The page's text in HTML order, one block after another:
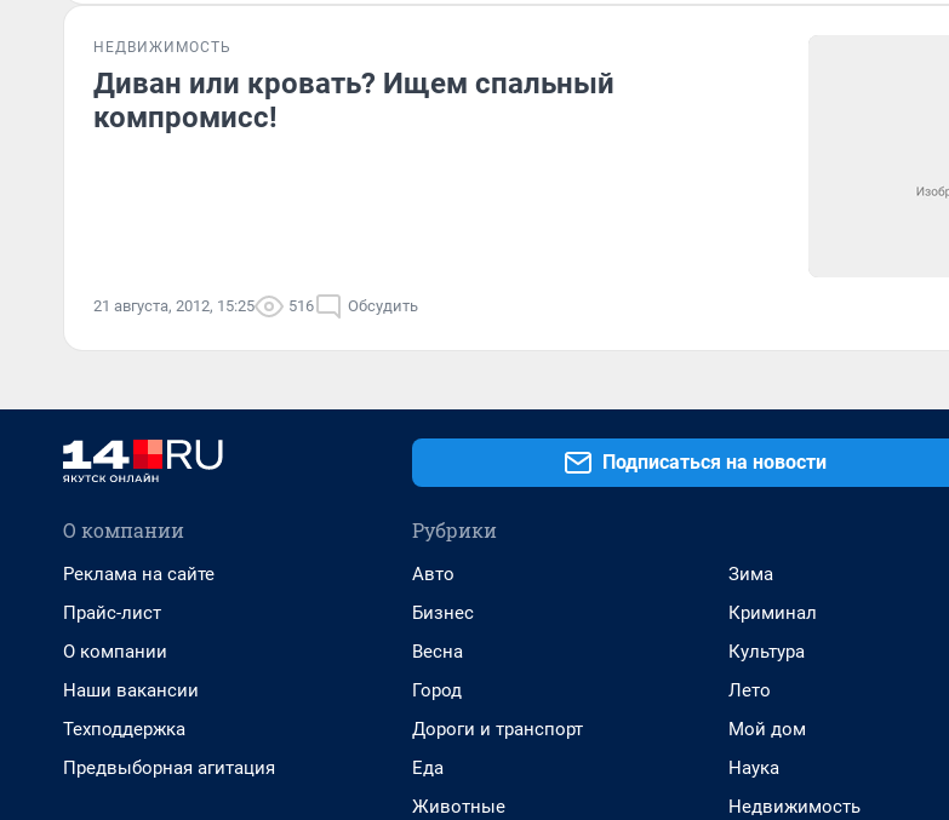
НЕДВИЖИМОСТЬ
Диван или кровать? Ищем спальный
компромисс!
21 августа, 2012, 15:25 516 Обсудить
Подписаться на новости
О компании
Реклама на сайте
Прайс-лист
О компании
Наши вакансии
Техподдержка
Предвыборная агитация
Рубрики
Авто
Бизнес
Весна
Город
Дороги и транспорт
Еда
Животные
Зима
Криминал
Культура
Лето
Мой дом
Наука
Недвижимость